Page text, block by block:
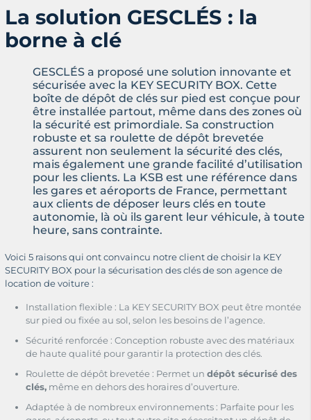
La solution GESCLÉS : la
borne à clé
GESCLÉS a proposé une solution innovante et
sécurisée avec la KEY SECURITY BOX. Cette
boîte de dépôt de clés sur pied est conçue pour
être installée partout, même dans des zones où
la sécurité est primordiale. Sa construction
robuste et sa roulette de dépôt brevetée
assurent non seulement la sécurité des clés,
mais également une grande facilité d’utilisation
pour les clients. La KSB est une référence dans
les gares et aéroports de France, permettant
aux clients de déposer leurs clés en toute
autonomie, là où ils garent leur véhicule, à toute
heure, sans contrainte.
Voici 5 raisons qui ont convaincu notre client de choisir la KEY
SECURITY BOX pour la sécurisation des clés de son agence de
location de voiture :
Installation flexible : La KEY SECURITY BOX peut être montée
sur pied ou fixée au sol, selon les besoins de l’agence.
Sécurité renforcée : Conception robuste avec des matériaux
de haute qualité pour garantir la protection des clés.
Roulette de dépôt brevetée : Permet un dépôt sécurisé des
clés, même en dehors des horaires d’ouverture.
Adaptée à de nombreux environnements : Parfaite pour les